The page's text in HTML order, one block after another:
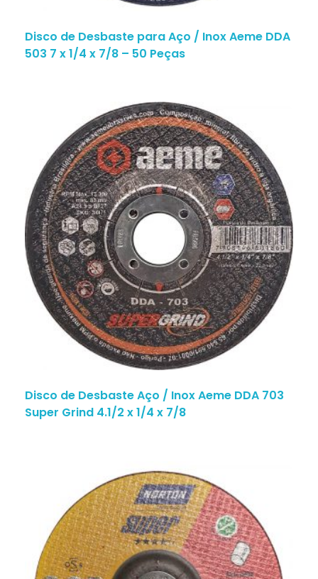
Disco de Desbaste para Aço / Inox Aeme DDA
503 7 x 1/4 x 7/8 – 50 Peças
Disco de Desbaste Aço / Inox Aeme DDA 703
Super Grind 4.1/2 x 1/4 x 7/8